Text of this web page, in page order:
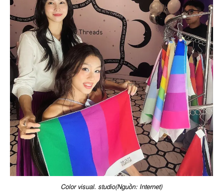
Color visual. studio(Nguồn: Internet)